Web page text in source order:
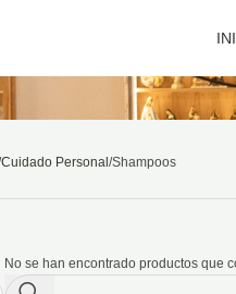
Cuidado Personal Shampoos
No se han encontrado productos que